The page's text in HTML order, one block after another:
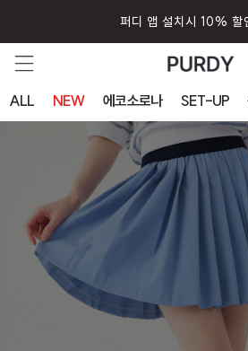
퍼디 앱 설치시 10% 할
ALL NEW 에코소로나 SET-UP